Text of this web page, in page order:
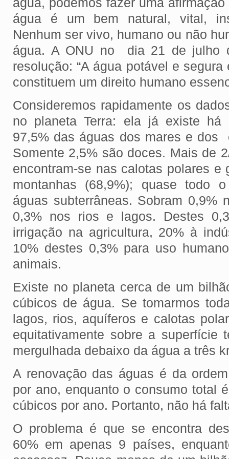
água é um bem natural, vital,
Nenhum ser vivo, humano ou não
água. A ONU no dia 21 de julho
resolução: “A água potável e
constituem um direito humano
Consideremos rapidamente os
no planeta Terra: ela já existe há
97,5% das águas dos mares e dos
Somente 2,5% são doces. Mais de
encontram-se nas calotas polares e
montanhas (68,9%); quase todo
águas subterrâneas. Sobram 0,9%
0,3% nos rios e lagos. Destes
irrigação na agricultura, 20% à
10% destes 0,3% para uso
animais.
Existe no planeta cerca de um
cúbicos de água. Se tomarmos
lagos, rios, aquíferos e calotas
equitativamente sobre a superfície
mergulhada debaixo da água a três
A renovação das águas é da
por ano, enquanto o consumo total
cúbicos por ano. Portanto, não há
O problema é que se encontra
60% em apenas 9 países,